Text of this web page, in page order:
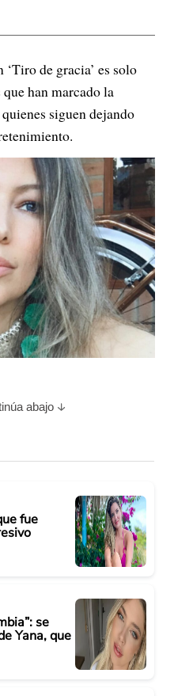
‘Tiro de gracia’ es solo
han marcado la
siguen dejando
abajo
fue
se
Yana, que